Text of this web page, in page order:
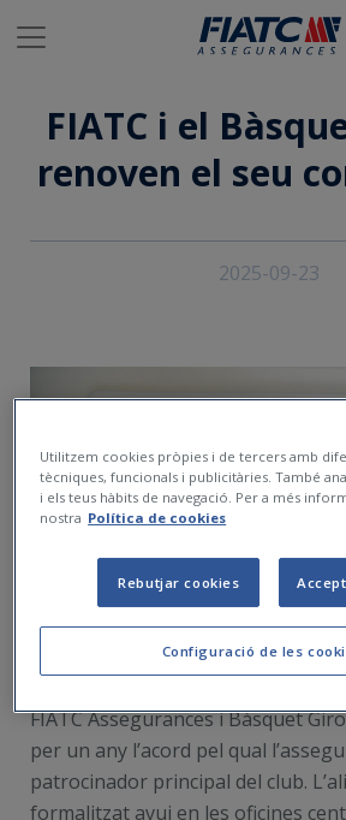
Salta al contingut principal
FIATC i el
renoven el seu
2025-09-23
FIATC Assegurances i Bàsquet
per un any l’acord pel qual
patrocinador principal del club.
formalitzat avui en les oficines
Utilitzem cookies pròpies i de tercers amb
tècniques, funcionals i publicitàries. També
i els teus hàbits de navegació. Per a més
nostra Política de cookies
Configuració de les
Rebutjar cookies